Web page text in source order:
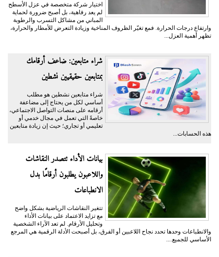
اختيار شركة متخصصة في عزل الأسطح
لم يعد رفاهية، بل أصبح ضرورة لحماية
المباني من مشاكل التسرب والرطوبة
وارتفاع درجات الحرارة. فمع تغيّر الظروف المناخية وزيادة التعرض للأمطار والحرارة،
تظهر أهمية العزل...
شراء متابعين: ضاعف أرقامك
بمتابعين حقيقيين نشطين
شراء متابعين نشطين هو مطلب
أساسي لكل من يحتاج إلى مضاعفة
أرقامه على منصات التواصل الاجتماعي،
خاصةً التي تعمل في مجال خدمي أو
تعليمي أو تجاري؛ حيث إن زيادة متابعين
هذه الحسابات...
بيانات الأداء تتصدر النقاشات
واللاعبون يطلبون أرقامًا بدل
الانطباعات
تتغير النقاشات الرياضية بشكل واضح
مع تزايد الاعتماد على بيانات الأداء
وتحليل الأرقام. لم تعد الآراء الشخصية
والانطباعات وحدها تحدد نجاح اللاعبين أو الفرق، بل أصبحت الأدلة الرقمية هي المرجع
الأساسي للجميع....